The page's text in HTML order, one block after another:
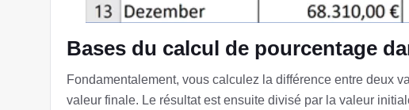
Bases du calcul de pourcentage
Fondamentalement, vous calculez la différence entre deux
valeur finale. Le résultat est ensuite divisé par la valeur